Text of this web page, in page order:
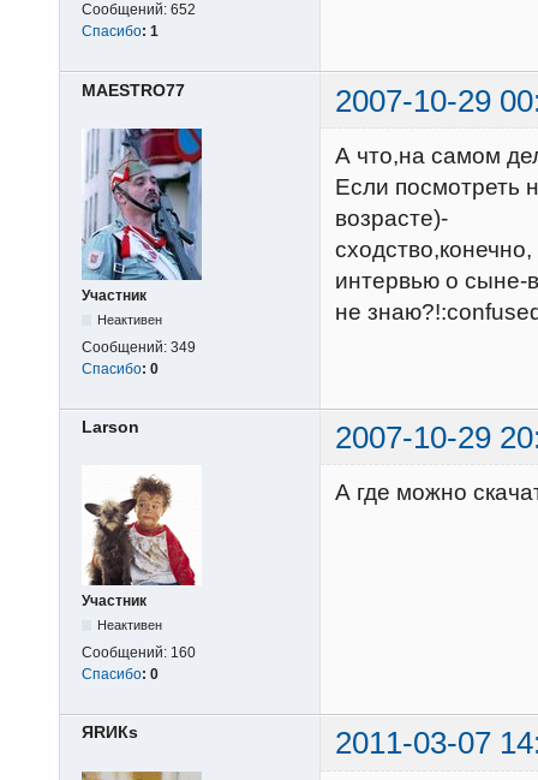
Сообщений: 652
Спасибо: 1
MAESTRO77 2007-10-29
Участник
Неактивен
Сообщений: 349
Спасибо: 0
А что,на самом
Если посмотреть
возрасте)-
интервью о сыне-
не
Larson 2007-10-29
Участник
Неактивен
Сообщений: 160
Спасибо: 0
А где можно
ЯRИКs 2011-03-07